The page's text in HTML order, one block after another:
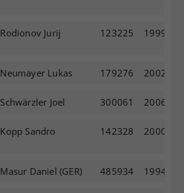
Rodionov Jurij 123225 1999
Neumayer Lukas 179276 2002
Schwärzler Joel 300061 2006
Kopp Sandro 142328 2000
Masur Daniel(GER) 485934 1994
Einstellungen. Unter anderem eine
zufällig generierte ID, für die
vorgenommen Einstellungen, falls der
Webseiten-Betreiber dies eingestellt